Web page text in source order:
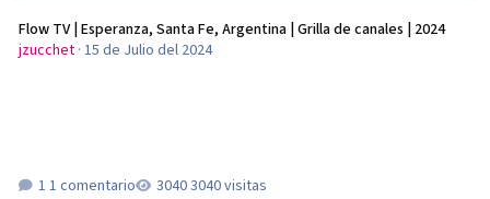
Flow TV | Esperanza, Santa Fe, Argentina | Grilla de canales | 2024
jzucchet· 15 de Julio del 2024
1 comentario 3040 visitas